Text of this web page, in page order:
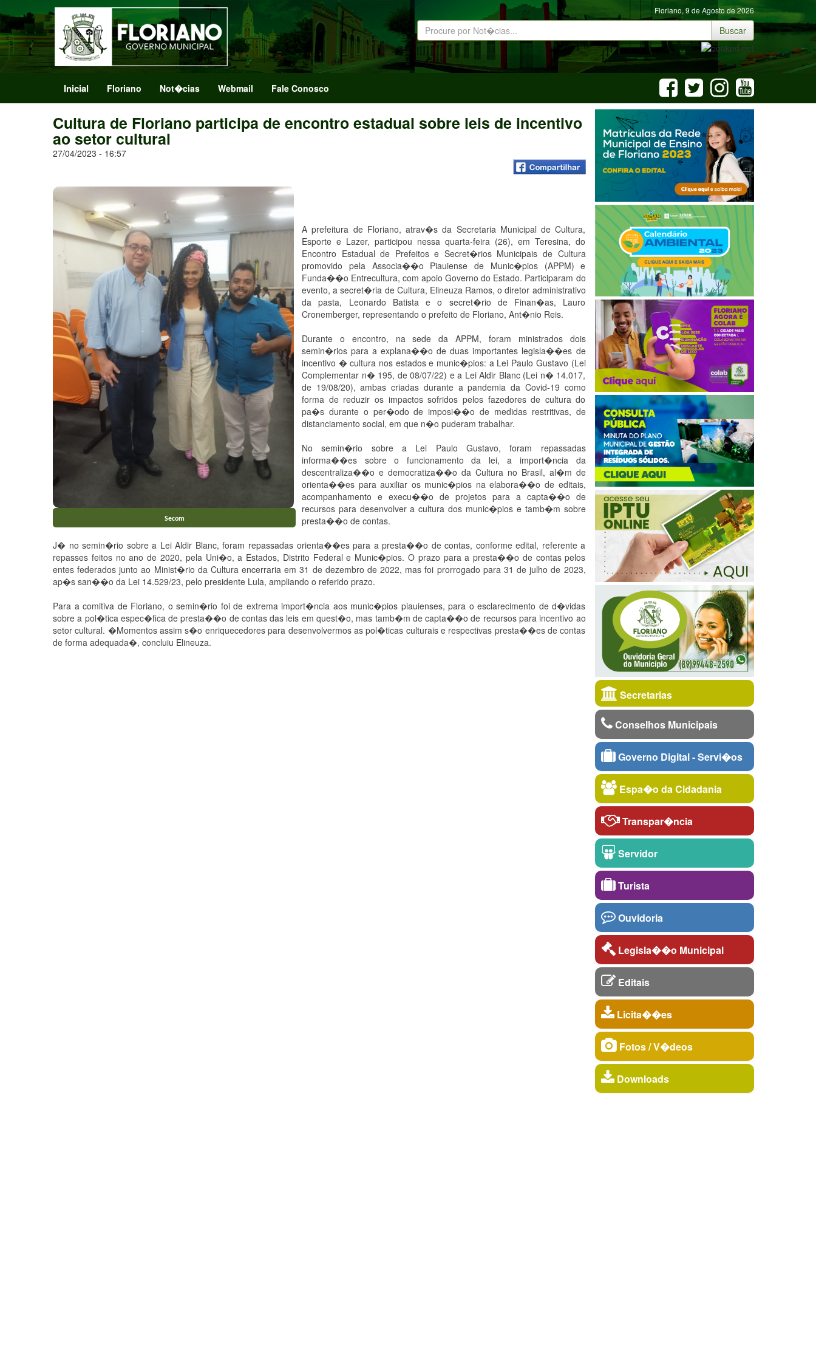
Floriano,9 de Agosto de 2026
Buscar
Inicial Floriano Not�cias Webmail Fale Conosco
Cultura de Floriano participa de encontro estadual sobre leis de incentivo
ao setor cultural
27/04/2023 - 16:57
Secom
A prefeitura de Floriano, atrav�s da Secretaria Municipal de Cultura,
Esporte e Lazer, participou nessa quarta-feira (26), em Teresina, do
Encontro Estadual de Prefeitos e Secret�rios Municipais de Cultura
promovido pela Associa��o Piauiense de Munic�pios (APPM) e
Funda��o Entrecultura, com apoio Governo do Estado. Participaram do
evento, a secret�ria de Cultura, Elineuza Ramos, o diretor administrativo
da pasta, Leonardo Batista e o secret�rio de Finan�as, Lauro
Cronemberger, representando o prefeito de Floriano, Ant�nio Reis.
Durante o encontro, na sede da APPM, foram ministrados dois
semin�rios para a explana��o de duas importantes legisla��es de
incentivo � cultura nos estados e munic�pios: a Lei Paulo Gustavo (Lei
Complementar n� 195, de 08/07/22) e a Lei Aldir Blanc (Lei n� 14.017,
de 19/08/20), ambas criadas durante a pandemia da Covid-19 como
forma de reduzir os impactos sofridos pelos fazedores de cultura do
pa�s durante o per�odo de imposi��o de medidas restritivas, de
distanciamento social, em que n�o puderam trabalhar.
No semin�rio sobre a Lei Paulo Gustavo, foram repassadas
informa��es sobre o funcionamento da lei, a import�ncia da
descentraliza��o e democratiza��o da Cultura no Brasil, al�m de
orienta��es para auxiliar os munic�pios na elabora��o de editais,
acompanhamento e execu��o de projetos para a capta��o de
recursos para desenvolver a cultura dos munic�pios e tamb�m sobre
presta��o de contas.
J� no semin�rio sobre a Lei Aldir Blanc, foram repassadas orienta��es para a presta��o de contas, conforme edital, referente a
repasses feitos no ano de 2020, pela Uni�o, a Estados, Distrito Federal e Munic�pios. O prazo para a presta��o de contas pelos
entes federados junto ao Minist�rio da Cultura encerraria em 31 de dezembro de 2022, mas foi prorrogado para 31 de julho de 2023,
ap�s san��o da Lei 14.529/23, pelo presidente Lula, ampliando o referido prazo.
Para a comitiva de Floriano, o semin�rio foi de extrema import�ncia aos munic�pios piauienses, para o esclarecimento de d�vidas
sobre a pol�tica espec�fica de presta��o de contas das leis em quest�o, mas tamb�m de capta��o de recursos para incentivo ao
setor cultural. �Momentos assim s�o enriquecedores para desenvolvermos as pol�ticas culturais e respectivas presta��es de contas
de forma adequada�, concluiu Elineuza.
Secretarias
Conselhos Municipais
Governo Digital - Servi�os
Espa�o da Cidadania
Transpar�ncia
Servidor
Turista
Ouvidoria
Legisla��o Municipal
Editais
Licita��es
Fotos / V�deos
Downloads